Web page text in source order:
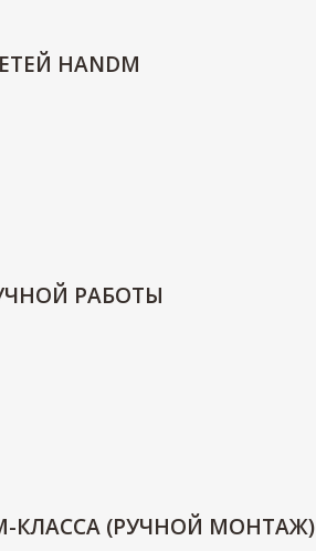
HANDM
РАБОТЫ
КЛАССА (РУЧНОЙ МОНТАЖ)